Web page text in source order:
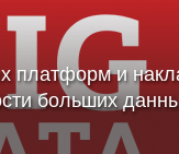
платформ и
больших